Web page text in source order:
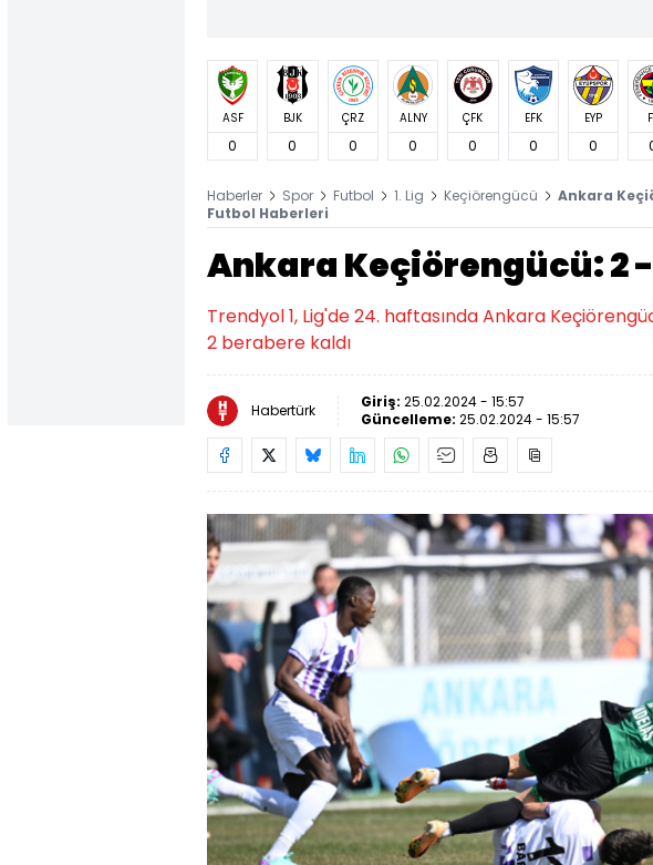
ASF
0
BJK
0
ÇRZ
0
ALNY
0
ÇFK
0
EFK
0
EYP
0
Haberler Spor Futbol 1. Lig Keçiörengücü
Ankara
Futbol Haberleri
Ankara Keçiörengücü: 2
Trendyol 1, Lig'de 24. haftasında Ankara
2 berabere kaldı
Habertürk Giriş: 25.02.2024 - 15:57
Güncelleme: 25.02.2024 - 15:57